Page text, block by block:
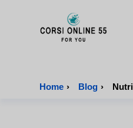
Home › Blog ›